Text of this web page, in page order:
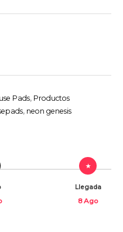
Pads, Productos
, neon genesis
Llegada
8 Ago